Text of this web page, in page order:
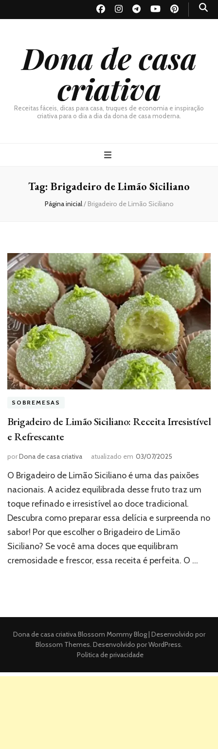
Dona de casa
criativa
Receitas fáceis, dicas para casa, truques de economia e inspiração
criativa para o dia a dia da dona de casa moderna.
Tag: Brigadeiro de Limão Siciliano
Página inicial/ Brigadeiro de Limão Siciliano
SOBREMESAS
Brigadeiro de Limão Siciliano: Receita Irresistível
e Refrescante
porDona de casa criativa atualizado em 03/07/2025
O Brigadeiro de Limão Siciliano é uma das paixões
nacionais. A acidez equilibrada desse fruto traz um
toque refinado e irresistível ao doce tradicional.
Descubra como preparar essa delícia e surpreenda no
sabor! Por que escolher o Brigadeiro de Limão
Siciliano? Se você ama doces que equilibram
cremosidade e frescor, essa receita é perfeita. O …
Dona de casa criativaBlossom Mommy Blog | Desenvolvido por
Blossom Themes. Desenvolvido porWordPress.
Politica de privacidade